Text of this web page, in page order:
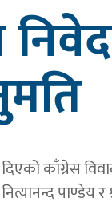
काँग्रेस
पाण्डेय